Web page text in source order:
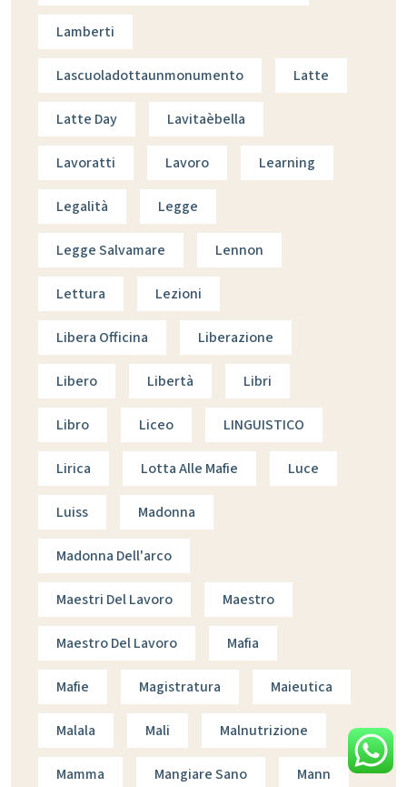
Lamberti
Lascuoladottaunmonumento Latte
Latte Day Lavitaèbella
Lavoratti Lavoro Learning
Legalità Legge
Legge Salvamare Lennon
Lettura Lezioni
Libera Officina Liberazione
Libero Libertà Libri
Libro Liceo LINGUISTICO
Lirica Lotta Alle Mafie Luce
Luiss Madonna
Madonna Dell'arco
Maestri Del Lavoro Maestro
Maestro Del Lavoro Mafia
Mafie Magistratura Maieutica
Malala Mali Malnutrizione
Mamma Mangiare Sano Mann